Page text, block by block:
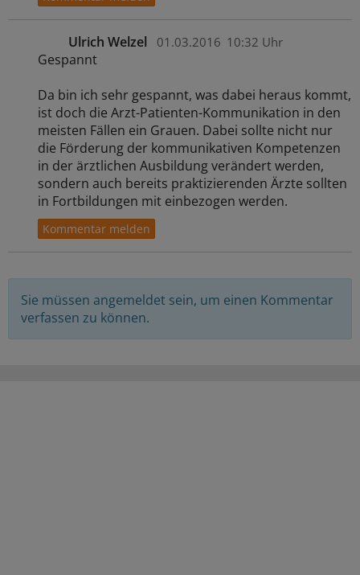
Ulrich Welzel 01.03.2016 10:32 Uhr
Gespannt
Da bin ich sehr gespannt, was dabei heraus kommt,
ist doch die Arzt-Patienten-Kommunikation in den
meisten Fällen ein Grauen. Dabei sollte nicht nur
die Förderung der kommunikativen Kompetenzen
in der ärztlichen Ausbildung verändert werden,
sondern auch bereits praktizierenden Ärzte sollten
in Fortbildungen mit einbezogen werden.
Sie müssen angemeldet sein, um einen Kommentar
verfassen zu können.